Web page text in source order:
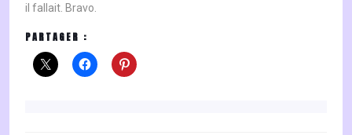
il fallait. Bravo.
PARTAGER :